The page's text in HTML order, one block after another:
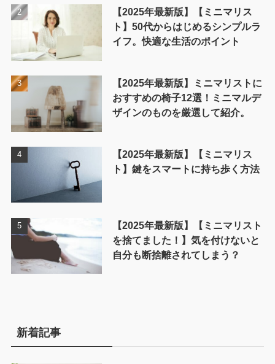
【2025年最新版】【ミニマリス
ト】50代からはじめるシンプルラ
イフ。快適な生活のポイント
【2025年最新版】ミニマリストに
おすすめの椅子12選！ミニマルデ
ザインのものを厳選して紹介。
【2025年最新版】【ミニマリス
ト】鍵をスマートに持ち歩く方法
【2025年最新版】【ミニマリスト
を捨てました！】気を付けないと
自分も断捨離されてしまう？
新着記事